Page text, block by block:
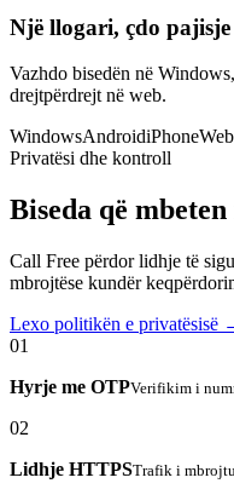
Një llogari, çdo pajisje
Vazhdo bisedën në
drejtpërdrejt në web.
WindowsAndroidiPhoneWeb
Privatësi dhe kontroll
Biseda që mbeten
Call Free përdor lidhje të
mbrojtëse kundër
Lexo politikën e privatësisë
01
Hyrje me OTPVerifikim i
02
Lidhje HTTPSTrafik i